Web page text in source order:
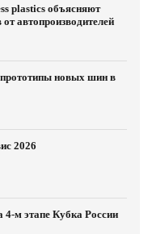
plastics объясняют
автопроизводителей
прототипы новых шин в
2026
м этапе Кубка России